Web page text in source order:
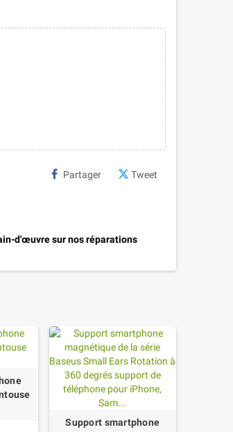
Partager Tweet
d'œuvre sur nos réparations
Support smartphone